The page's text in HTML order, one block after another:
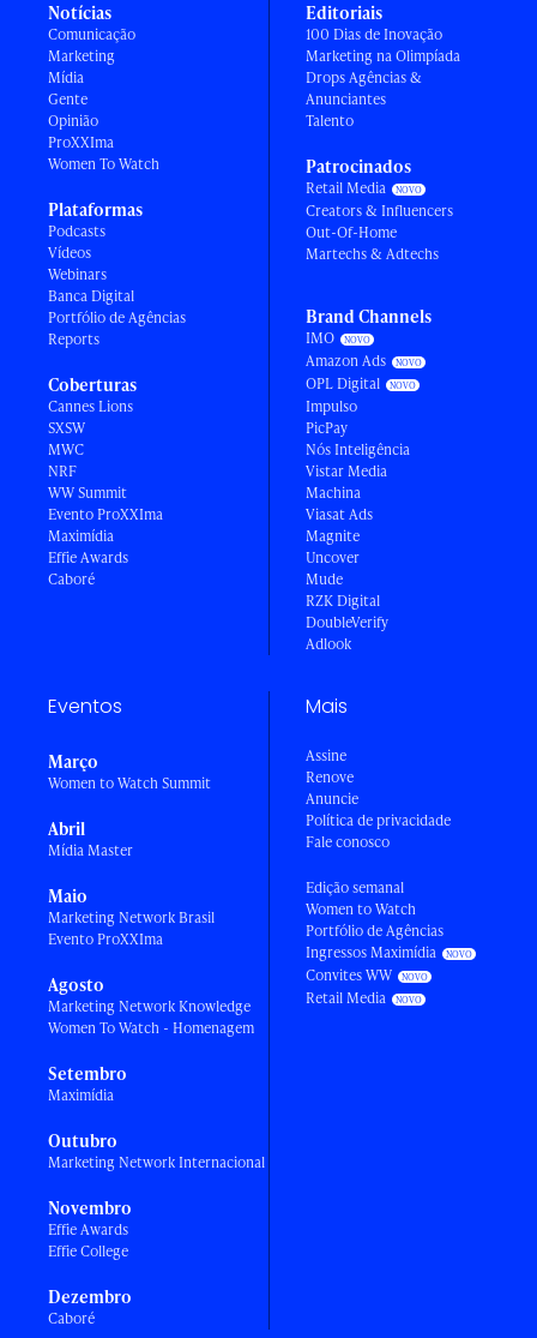
Notícias
Comunicação
Marketing
Mídia
Gente
Opinião
ProXXIma
Women To Watch
Plataformas
Podcasts
Vídeos
Webinars
Banca Digital
Portfólio de Agências
Reports
Coberturas
Cannes Lions
SXSW
MWC
NRF
WW Summit
Evento ProXXIma
Maximídia
Effie Awards
Caboré
Editoriais
100 Dias de Inovação
Marketing na Olimpíada
Drops Agências &
Anunciantes
Talento
Patrocinados
Retail Media
Creators & Influencers
Out-Of-Home
Martechs & Adtechs
Brand Channels
IMO
Amazon Ads
OPL Digital
Impulso
PicPay
Nós Inteligência
Vistar Media
Machina
Viasat Ads
Magnite
Uncover
Mude
RZK Digital
DoubleVerify
Adlook
Eventos
Março
Women to Watch Summit
Abril
Mídia Master
Maio
Marketing Network Brasil
Evento ProXXIma
Agosto
Marketing Network Knowledge
Women To Watch - Homenagem
Setembro
Maximídia
Outubro
Marketing Network Internacional
Novembro
Effie Awards
Effie College
Dezembro
Caboré
Mais
Assine
Renove
Anuncie
Política de privacidade
Fale conosco
Edição semanal
Women to Watch
Portfólio de Agências
Ingressos Maximídia
Convites WW
Retail Media